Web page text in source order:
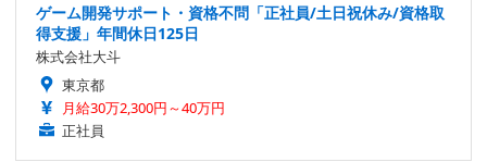
ゲーム開発サポート・資格不問「正社員/土日祝休み/資格取
得支援」年間休日125日
株式会社大斗
東京都
月給30万2,300円～40万円
正社員